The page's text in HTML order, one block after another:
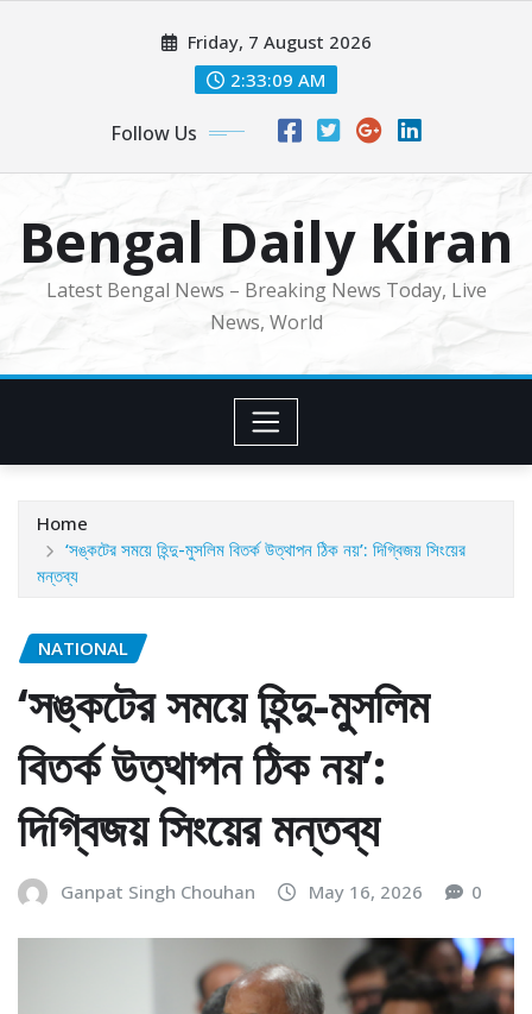
Friday, 7 August 2026
2:33:11 AM
Follow Us
Bengal Daily Kiran
Latest Bengal News – Breaking News Today, Live
News, World
Home
‘সঙ্কটের সময়ে হিন্দু-মুসলিম বিতর্ক উত্থাপন ঠিক নয়’: দিগ্বিজয় সিংয়ের
মন্তব্য
NATIONAL
‘সঙ্কটের সময়ে হিন্দু-মুসলিম
বিতর্ক উত্থাপন ঠিক নয়’:
দিগ্বিজয় সিংয়ের মন্তব্য
Ganpat Singh Chouhan May 16, 2026 0